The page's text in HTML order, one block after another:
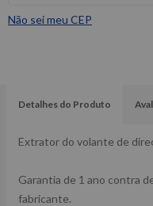
Não sei meu CEP
Detalhes do Produto
Extrator do volante de
Garantia de 1 ano contra
fabricante.